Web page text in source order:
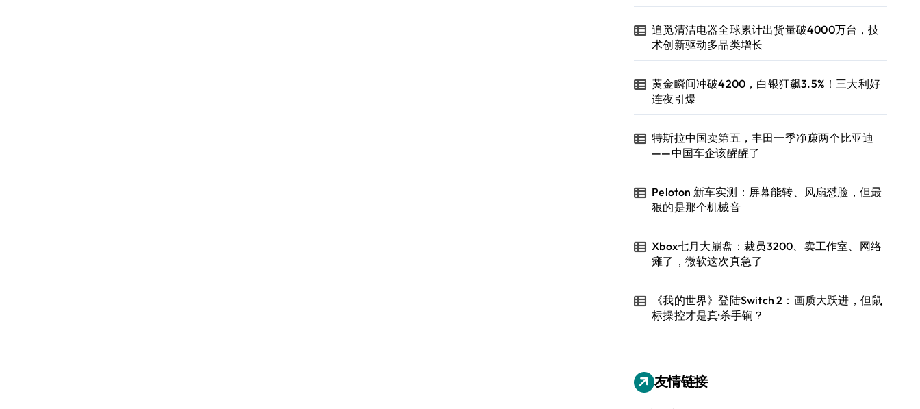
追觅清洁电器全球累计出货量破4000万台，技
术创新驱动多品类增长
黄金瞬间冲破4200，白银狂飙3.5%！三大利好
连夜引爆
特斯拉中国卖第五，丰田一季净赚两个比亚迪
——中国车企该醒醒了
Peloton 新车实测：屏幕能转、风扇怼脸，但最
狠的是那个机械音
Xbox七月大崩盘：裁员3200、卖工作室、网络
瘫了，微软这次真急了
《我的世界》登陆Switch 2：画质大跃进，但鼠
标操控才是真·杀手锏？
友情链接